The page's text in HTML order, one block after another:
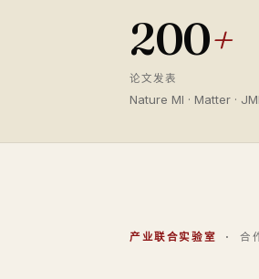
200+
论文发表
Nature MI · Matter ·
产业联合实验室 · 合